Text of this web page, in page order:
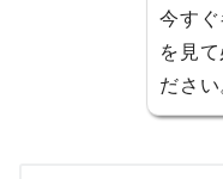
今す
を見
ださい